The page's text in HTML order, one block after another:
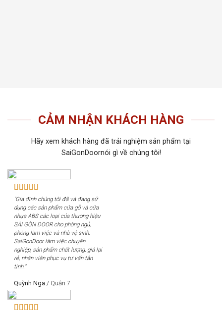
CẢM NHẬN KHÁCH HÀNG
Hãy xem khách hàng đã trải nghiệm sản phẩm tại
SaiGonDoornói gì về chúng tôi!
"Gia đình chúng tôi đã và đang sử
dụng các sản phẩm cửa gỗ và cửa
nhựa ABS các loại của thương hiệu
SÀI GÒN DOOR cho phòng ngủ,
phòng làm việc và nhà vệ sinh.
SaiGonDoor làm việc chuyên
nghiệp, sản phẩm chất lượng, giá lại
rẻ, nhân viên phục vụ tư vấn tận
tình."
Quỳnh Nga / Quận 7